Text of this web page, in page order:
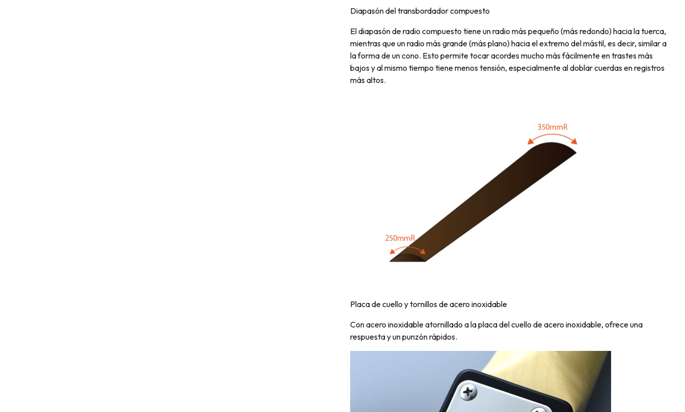
Diapasón del transbordador compuesto
El diapasón de radio compuesto tiene un radio más pequeño (más redondo) hacia la tuerca,
mientras que un radio más grande (más plano) hacia el extremo del mástil, es decir, similar a
la forma de un cono. Esto permite tocar acordes mucho más fácilmente en trastes más
bajos y al mismo tiempo tiene menos tensión, especialmente al doblar cuerdas en registros
más altos.
Placa de cuello y tornillos de acero inoxidable
Con acero inoxidable atornillado a la placa del cuello de acero inoxidable, ofrece una
respuesta y un punzón rápidos.